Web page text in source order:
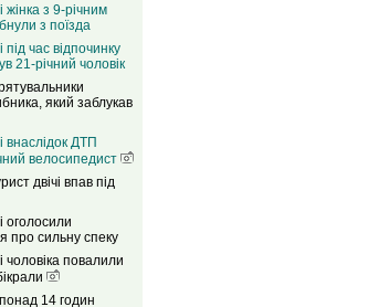
жінка з 9-річним
з поїзда
під час відпочинку
21-річний чоловік
який заблукав
внаслідок ДТП
велосипедист
двічі впав під
оголосили
про сильну спеку
чоловіка повалили
14 годин